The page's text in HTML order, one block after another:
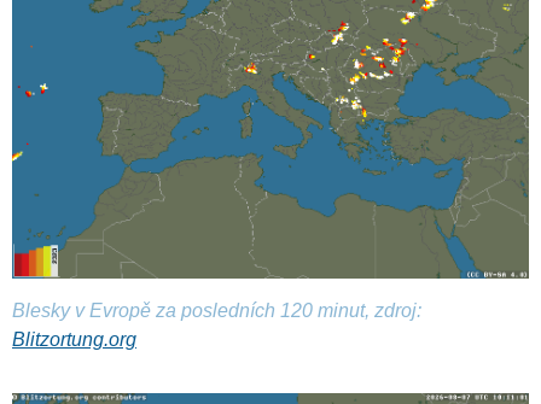
Blesky v Evropě za posledních 120 minut, zdroj:
Blitzortung.org